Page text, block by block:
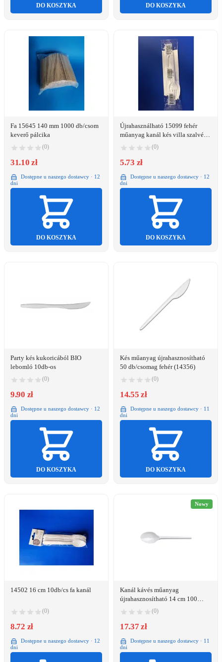
DO KOSZYKA DO KOSZYKA
Fa 15645 140 mm 1000 db/csom
keverő pálcika
(0)
31.10 zł
Dostępne u naszego dostawcy · 12
dni
DO KOSZYKA
Újrahasználható 15099 fehér
műanyag kanál kés villa szalvéta
(0)
5.73 zł
Dostępne u naszego dostawcy · 12
dni
DO KOSZYKA
Party kés kukoricából BIO
lebomló 10db-os
(0)
9.90 zł
Dostępne u naszego dostawcy · 12
dni
DO KOSZYKA
Kés műanyag újrahasznosítható
50 db/csomag fehér (14356)
(0)
14.55 zł
Dostępne u naszego dostawcy · 11
dni
DO KOSZYKA
14502 16 cm 10db/cs fa kanál
(0)
8.72 zł
Dostępne u naszego dostawcy · 12
dni
Nowy
Kanál kávés műanyag
újrahasznosítható 14 cm 100
db/csomag (3471)
(0)
17.37 zł
Dostępne u naszego dostawcy · 11
dni